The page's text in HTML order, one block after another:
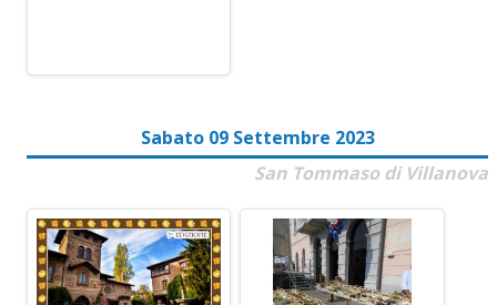
Sabato 09 Settembre 2023
San Tommaso di Villanova